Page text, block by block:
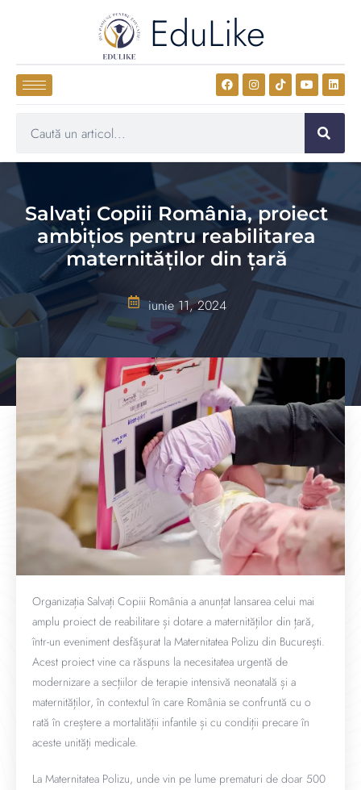
EduLike
Salvați Copiii România, proiect
ambițios pentru reabilitarea
maternităților din țară
iunie 11, 2024
Organizația Salvați Copiii România a anunțat lansarea celui mai
amplu proiect de reabilitare și dotare a maternităților din țară,
într-un eveniment desfășurat la Maternitatea Polizu din București.
Acest proiect vine ca răspuns la necesitatea urgentă de
modernizare a secțiilor de terapie intensivă neonatală și a
maternităților, în contextul în care România se confruntă cu o
rată în creștere a mortalității infantile și cu condiții precare în
aceste unități medicale.
La Maternitatea Polizu, unde vin pe lume prematuri de doar 500